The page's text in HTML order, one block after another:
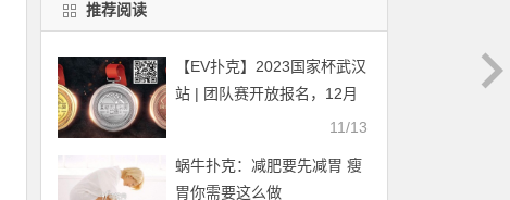
推荐阅读
【EV扑克】2023国家杯武汉
站 | 团队赛开放报名，12月
11/13
蜗牛扑克：减肥要先减胃 瘦
胃你需要这么做